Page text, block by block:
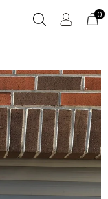
0